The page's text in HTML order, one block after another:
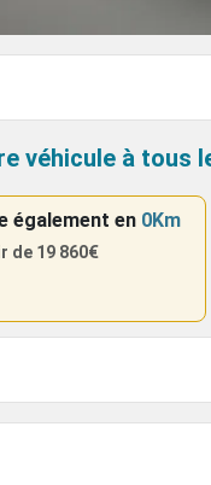
véhicule à tous
également en 0Km
de 19 860€